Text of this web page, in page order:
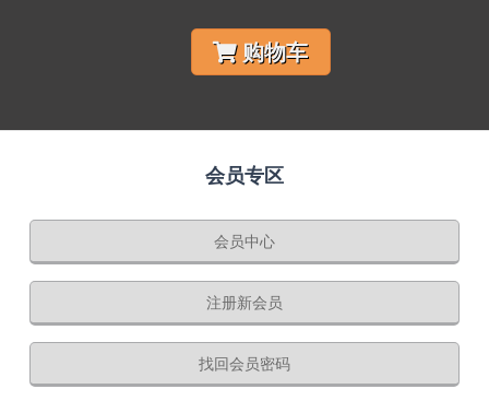
购物车
会员专区
会员中心
注册新会员
找回会员密码